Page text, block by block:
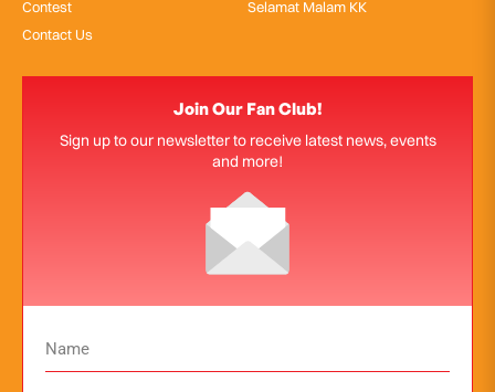
Contest
Contact Us
Selamat Malam KK
Join Our Fan Club!
Sign up to our newsletter to receive latest news, events
and more!